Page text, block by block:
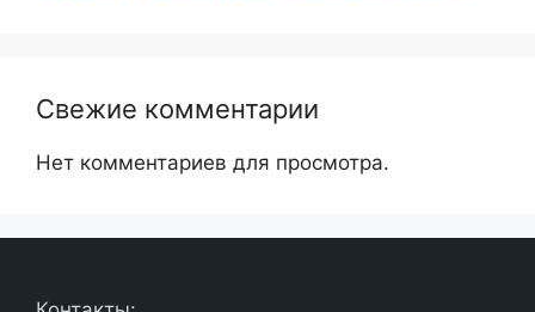
Свежие комментарии
Нет комментариев для просмотра.